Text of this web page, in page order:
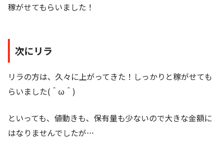
稼がせてもらいました！
次にリラ
リラの方は、久々に上がってきた！しっかりと稼がせても
らいました(＾ω＾)
といっても、値動きも、保有量も少ないので大きな金額に
はなりませんでしたが…